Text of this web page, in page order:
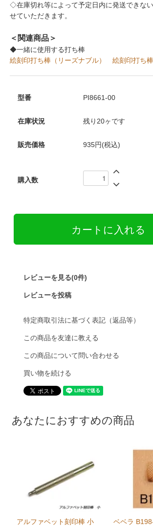
◇在庫切れ等によって予定日内に発送できな
せていただきます。
＜関連商品＞
◆一緒に使用する打ち棒
絵刻印打ち棒（リーズナブル）
絵刻印打ち
型番 PI8661-00
在庫状況 残り20ヶです
販売価格 935円(税込)
購入数
レビューを見る(0件)
レビューを投稿
特定商取引法に基づく表記（返品等）
この商品を友達に教える
この商品について問い合わせる
買い物を続ける
あなたにおすすめの商品
アルファベット刻印棒 小 ベベラ